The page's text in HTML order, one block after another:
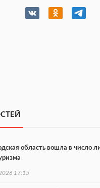
область вошла в число
17:15